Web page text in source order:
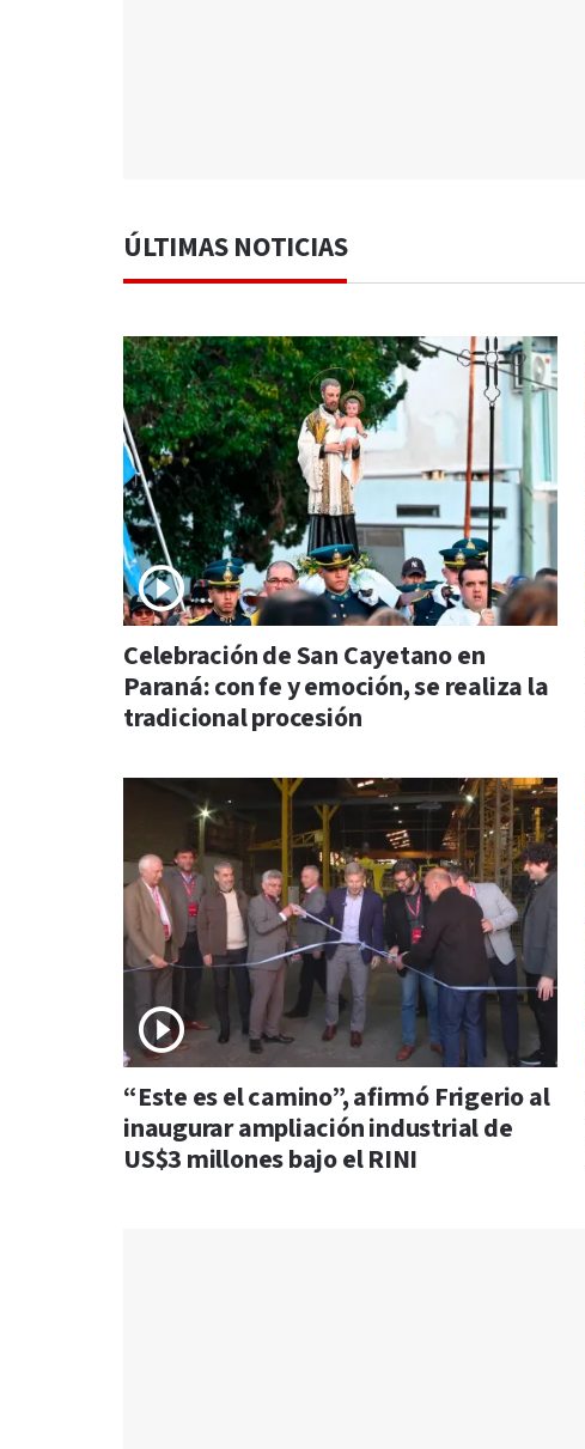
ÚLTIMAS NOTICIAS
Celebración de San Cayetano en
Paraná: con fe y emoción, se realiza la
tradicional procesión
“Este es el camino”, afirmó Frigerio al
inaugurar ampliación industrial de
US$3 millones bajo el RINI